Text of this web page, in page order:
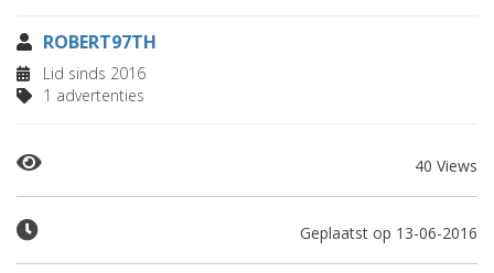
ROBERT97TH
Lid sinds 2016
1 advertenties
40 Views
Geplaatst op 13-06-2016